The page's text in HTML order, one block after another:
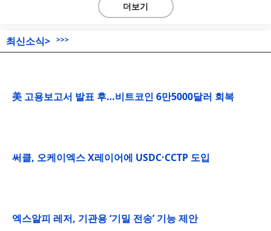
더보기
최신소식> >>>
美 고용보고서 발표 후…비트코인 6만5000달러 회복
써클, 오케이엑스 X레이어에 USDC·CCTP 도입
엑스알피 레저, 기관용 ‘기밀 전송’ 기능 제안